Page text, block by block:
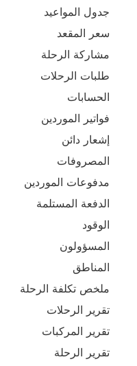
جدول المواعيد
سعر المقعد
مشاركة الرحلة
طلبات الرحلات
الحسابات
فواتير الموردين
إشعار دائن
المصروفات
مدفوعات الموردين
الدفعة المستلمة
الوقود
المسؤولون
المناطق
ملخص تكلفة الرحلة
تقرير الرحلات
تقرير المركبات
تقرير الرحلة